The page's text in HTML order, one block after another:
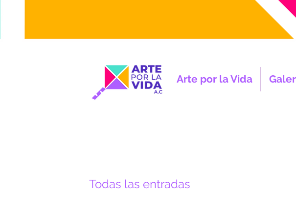
Arte por la Vida
Todas las entradas